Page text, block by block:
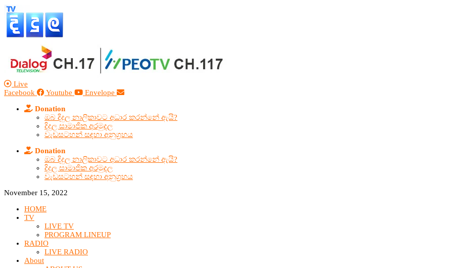
Live
Facebook
Youtube Envelope
Donation
ඔබ දිදුල නාලිකාවට අධාර කරන්නේ ඇයි?
දිදුල සාමාජික අරමුදල
වැඩසටහන් සඳහා අනුග්‍රහය
Donation
ඔබ දිදුල නාලිකාවට අධාර කරන්නේ ඇයි?
දිදුල සාමාජික අරමුදල
වැඩසටහන් සඳහා අනුග්‍රහය
November 15, 2022
HOME
TV
LIVE TV
PROGRAM LINEUP
RADIO
LIVE RADIO
About